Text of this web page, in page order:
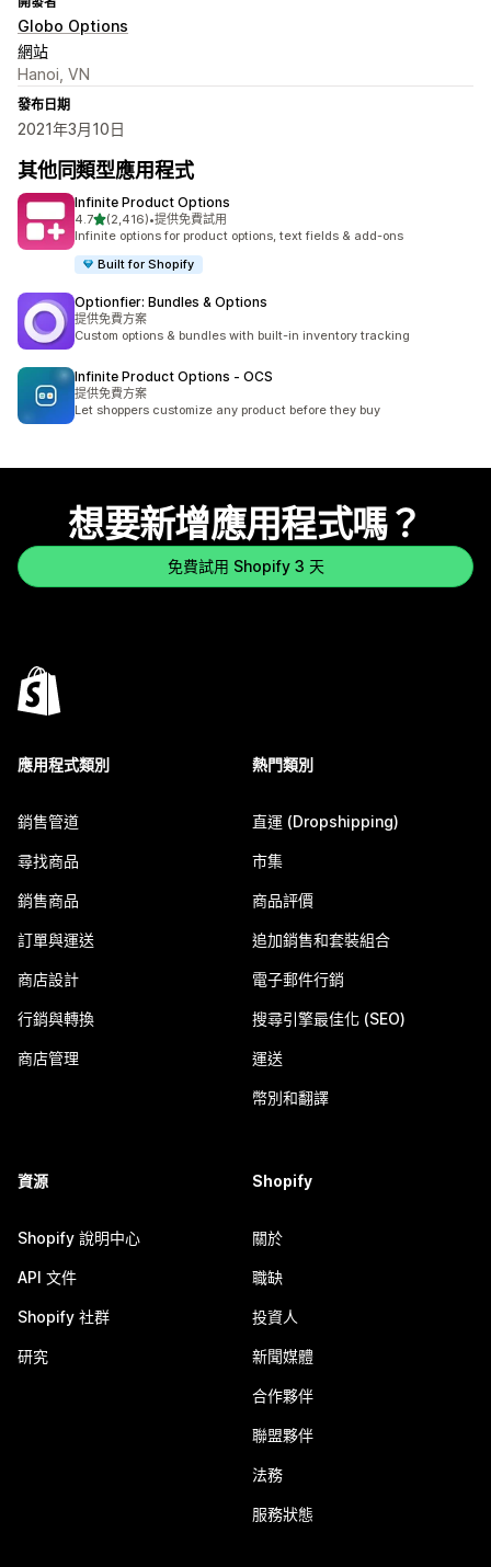
Globo Options
網站
Hanoi, VN
發布日期
2021年3月10日
其他同類型應用程式
Infinite Product Options
4.7滿分 5 顆星
(2,416)
共有 2416 則評價
•提供免費試用
Infinite options for product options, text fields & add-ons
Built for Shopify
Optionfier: Bundles & Options
提供免費方案
Custom options & bundles with built-in inventory tracking
Infinite Product Options ‑ OCS
提供免費方案
Let shoppers customize any product before they buy
想要新增應用程式嗎？
免費試用 Shopify 3 天
應用程式類別
銷售管道
尋找商品
銷售商品
訂單與運送
商店設計
行銷與轉換
商店管理
熱門類別
直運 (Dropshipping)
市集
商品評價
追加銷售和套裝組合
電子郵件行銷
搜尋引擎最佳化 (SEO)
運送
幣別和翻譯
資源
Shopify 說明中心
API 文件
Shopify 社群
研究
Shopify
關於
職缺
投資人
新聞媒體
合作夥伴
聯盟夥伴
法務
服務狀態